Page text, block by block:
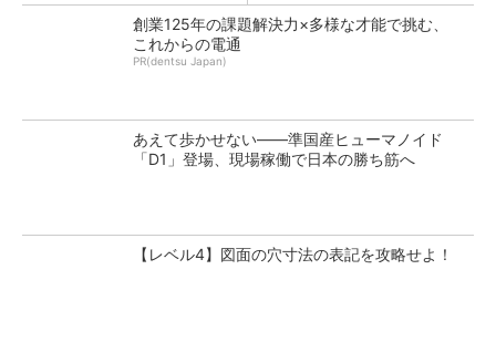
創業125年の課題解決力×多様な才能で挑む、
これからの電通
PR(dentsu Japan)
あえて歩かせない――準国産ヒューマノイド
「D1」登場、現場稼働で日本の勝ち筋へ
【レベル4】図面の穴寸法の表記を攻略せよ！